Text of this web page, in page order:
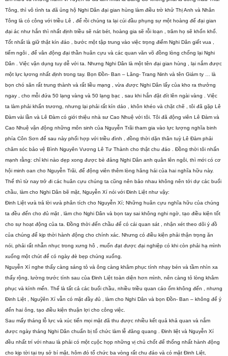
Tông, thì vô tình ta đã ủng hộ Nghi Dân đại gian hùng làm điều trờ khử Thị Anh và Nhân
Tông là có công với triều Lê , để rồi chúng ta lại cúi đầu phụng sự một hoàng đế đại gian
đại ác như hắn thì nhất định triều sẽ nát bét, hoàng gia sẽ rỗi loạn , trăm họ sẽ khốn khổ.
Tốt nhất là giữ thật kín đáo , bước một tập trung vào việc trọng điểm Nghi Dân giết vua ,
tiếm ngôi , để vân động đại thần huân cựu và các quan văn võ đồng lòng chống lại Nghi
Dân . Việc vận dụng tuy dễ với ta. Nhưng Nghi Dân là một tên đại gian hùng , lại nắm được
một lực lựơng nhất định trong tay. Bọn Đồn- Ban – Lăng- Trang Ninh và tên Giám ty … là
bọn chó săn rất trung thành và rất liều mạng , vừa được Nghi Dân lấy của kho ra thưởng
ngay , cho mỗi đứa 50 lạng vàng và 50 lạng bạc , sau khi hắn đặt đít lên ngài vàng . Việc
ta làm phải khẩn trương, nhưng lại phải rất kín dáo , khôn khéo và chặt chẽ , tôi đã gặp Lê
Đàm vài lần và Lê Đàm có giới thiệu nhà sư Cao Nhuệ với tôi. Tôi đã động viên Lê Đàm và
Cao Nhuệ vận động những môn sinh của Nguyễn Trãi tham gia vào lực lượng nghĩa binh
phía Côn Sơn để sau này phối hợp với triều đình , đồng thời dặn thân tuỳ Lê Đàm phải
chăm sóc bảo vệ Bình Nguyên Vương Lê Tư Thành cho thật chu đáo . Đồng thời tôi nhấn
mạnh rằng: chỉ khi nào dẹp xong được bè đảng Nghi Dân anh quân lên ngôi, thì mới có cơ
hội minh oan cho Nguyễn Trãi, để động viên thêm lòng hăng hái của hai nghĩa hữu này.
Thế thì từ nay trở đi các huân cựu chúng ta cũng nên bảo nhau không nên tới dự các buổi
chầu, làm cho Nghi Dân bẽ mặt, Nguyễn Xí nói với Đinh Liệt như vậy:
Đinh Liệt vưà trả lời vưà phân tích cho Nguyễn Xí; Những huân cựu nghĩa hữu của chúng
ta đều đến cho đủ mặt , làm cho Nghi Dân và bọn tay sai không nghi ngờ, tạo điều kiện tốt
cho sự hoạt động của ta. Đồng thời đến chầu để có cái quan sát , nhận xét theo dõi ý đồ
của chúng để kịp thời hành động cho chính xác. Nhưng có điều kiện phải thận trọng ăn
nói, phải rất nhẫn nhục trong xưng hô , muốn đạt được đại nghiệp có khi còn phải hạ mình
xuống một chút để có ngày đè bẹp chúng xuống.
Nguyễn Xí nghe thấy càng sáng tỏ và ông càng khâm phục tính nhạy bén và tầm nhìn xa
thấy rộng, lường trước tính sau của Đinh Liệt toàn diện hơn mình, nên càng tỏ lòng khâm
phục và kính mến. Thế là tất cả các buổi chầu, nhiều triều quan cáo ốm không đến , nhưng
Đinh Liệt , Nguỹên Xí vẫn có mặt đầy đủ , làm cho Nghi Dân và bọn Đồn- Ban – không để ý
đến hai ông, tạo điều kiện thuận lợi cho công việc.
Sau mấy tháng lỗ lực và xúc tiến mọi mặt đã thu được nhiều kết quả khả quan và nắm
được ngày tháng Nghi Dân chuẩn bị tổ chức làm lễ đăng quang . Đinh liệt và Nguyễn Xí
đều nhất trí với nhau là phải có một cụộc họp những vị chủ chốt để thống nhất hành động
cho kịp tời tại trụ sở bí mật, hôm đó tổ chức ba vòng rất chu đáo và có mặt Đinh Liệt,